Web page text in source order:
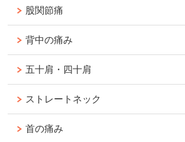
股関節痛
背中の痛み
五十肩・四十肩
ストレートネック
首の痛み